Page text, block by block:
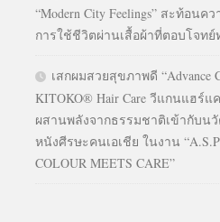
“Modern City Feelings” สะท้อน
การใช้ชีวิตผ่านเสื้อผ้าที่ตอบโจทย์
เสกผมสวยสุขภาพดี “Advance
KITOKO® Hair Care วีแกนแฮร์
ผสานพลังจากธรรมชาติเข้ากับน
หนังศีรษะคนเอเชีย ในงาน
COLOUR MEETS CARE”